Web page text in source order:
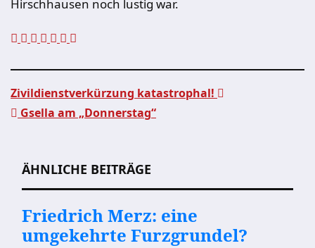
Hirschhausen noch lustig war.
Zivildienstverkürzung katastrophal!
Gsella am „Donnerstag“
ÄHNLICHE BEITRÄGE
Friedrich Merz: eine
umgekehrte Furzgrundel?